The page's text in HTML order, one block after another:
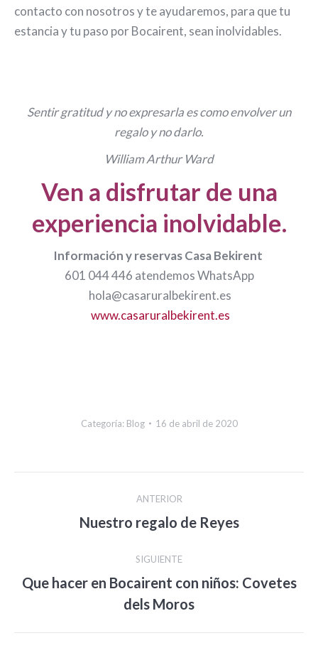
contacto con nosotros y te ayudaremos, para que tu
estancia y tu paso por Bocairent, sean inolvidables.
Sentir gratitud y no expresarla es como envolver un
regalo y no darlo.
William Arthur Ward
Ven a disfrutar de una
experiencia inolvidable.
Información y reservas Casa Bekirent
601 044 446 atendemos WhatsApp
hola@casaruralbekirent.es
www.casaruralbekirent.es
Categoría: Blog 16 de abril de 2020
publicaciones
ANTERIOR
Publicación
Nuestro regalo de Reyes
SIGUIENTE
Publicación
siguiente:
Que hacer en Bocairent con niños: Covetes
dels Moros